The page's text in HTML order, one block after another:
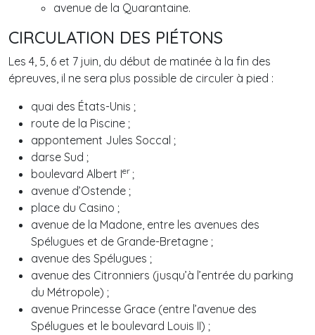
avenue de la Quarantaine.
CIRCULATION DES PIÉTONS
Les 4, 5, 6 et 7 juin, du début de matinée à la fin des
épreuves, il ne sera plus possible de circuler à pied :
quai des États-Unis ;
route de la Piscine ;
appontement Jules Soccal ;
darse Sud ;
boulevard Albert Ier ;
avenue d’Ostende ;
place du Casino ;
avenue de la Madone, entre les avenues des
Spélugues et de Grande-Bretagne ;
avenue des Spélugues ;
avenue des Citronniers (jusqu’à l’entrée du parking
du Métropole) ;
avenue Princesse Grace (entre l’avenue des
Spélugues et le boulevard Louis II) ;